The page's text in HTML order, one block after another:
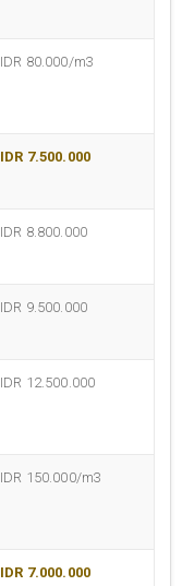
IDR 80.000/m3
IDR 7.500.000
IDR 8.800.000
IDR 9.500.000
IDR 12.500.000
IDR 150.000/m3
IDR 7.000.000